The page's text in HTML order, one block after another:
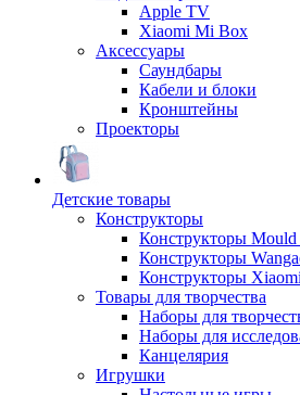
Apple TV
Xiaomi Mi Box
Аксессуары
Саундбары
Кабели и блоки
Кронштейны
Проекторы
Детские товары
Конструкторы
Конструкторы
Конструкторы
Конструкторы Xiaomi
Товары для творчества
Наборы для
Наборы для
Канцелярия
Игрушки